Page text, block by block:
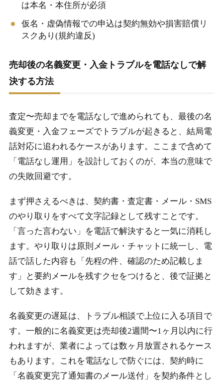
は本名・本住所が必須
仮名・虚偽情報での申込は契約無効や損害賠償リ
スクあり(規約違反)
売却後の名義変更・入金トラブルを電話なしで解
決する方法
査定〜売却までを電話なしで進められても、最後の名
義変更・入金フェーズでトラブルが起きると、結局電
話対応に追われるケースがあります。ここまで含めて
「電話なし運用」を設計しておくのが、本当の意味で
の失敗回避です。
まず押さえるべきは、契約書・査定書・メール・SMS
のやり取りをすべて文字記録として残すことです。
「言った言わない」を電話で解決すると一気に消耗し
ます。やり取りは原則メール・チャットに統一し、電
話で話した内容も「先程の件、確認のため記載しま
す」と要約メールを残すクセをつけると、後で証拠と
して効きます。
名義変更の遅延は、トラブル相談で上位に入る項目で
す。一般的に名義変更は売却後2週間〜1ヶ月以内に行
われますが、業者によっては数ヶ月放置されるケース
もあります。これを電話なしで防ぐには、契約時に
「名義変更完了通知書のメール送付」を契約条件とし